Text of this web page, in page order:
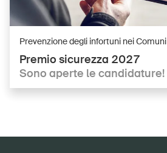
Home
Abbonati alla newsletter
Premio sicurezza 2027
Sono aperte le candidature!
Prevenzione degli infortuni nei Comuni